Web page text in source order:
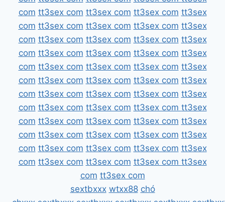
com tt3sex com tt3sex com tt3sex com tt3sex
com tt3sex com tt3sex com tt3sex com tt3sex
com tt3sex com tt3sex com tt3sex com tt3sex
com tt3sex com tt3sex com tt3sex com tt3sex
com tt3sex com tt3sex com tt3sex com tt3sex
com tt3sex com tt3sex com tt3sex com tt3sex
com tt3sex com tt3sex com tt3sex com tt3sex
com tt3sex com tt3sex com tt3sex com tt3sex
com tt3sex com tt3sex com tt3sex com tt3sex
com tt3sex com tt3sex com tt3sex com tt3sex
com tt3sex com tt3sex com tt3sex com tt3sex
com tt3sex com tt3sex com tt3sex com tt3sex
com tt3sex com
sextbxxx wtxx88 chó